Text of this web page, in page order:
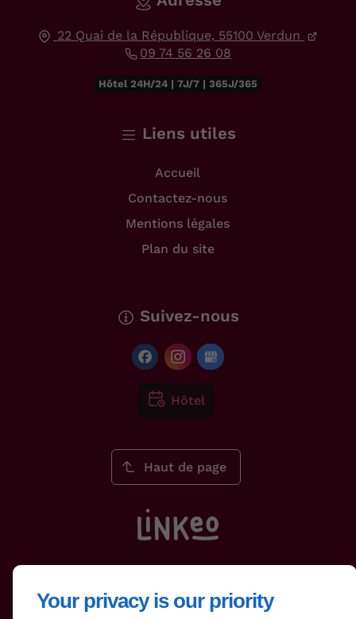
Your privacy is our priority
22 Quai de la République, 55100 Verdun
09 74 56 26 08
Hôtel 24H/24 | 7J/7 | 365J/365
Liens utiles
Accueil
Contactez-nous
Mentions légales
Plan du site
Suivez-nous
Hôtel
Haut de page